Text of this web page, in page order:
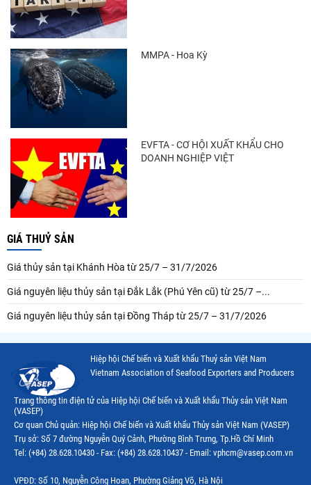
MMPA - Hoa Kỳ
EVFTA - CƠ HỘI XUẤT KHẨU CHO
DOANH NGHIỆP VIỆT
GIÁ THUỶ SẢN
Giá thủy sản tại Khánh Hòa từ 25/7 – 31/7/2026
Giá nguyên liệu thủy sản tại Đắk Lắk (Phú Yên cũ) từ 25/7 –...
Giá nguyên liệu thủy sản tại Đồng Tháp từ 25/7 – 31/7/2026
Hiệp hội Chế biến và Xuất khẩu Thuỷ sản Việt Nam
Vietnam Association of Seafood Exporters and Producers
Trang thông tin điện tử của Hiệp hội Chế biến và Xuất khẩu Thủy sản Việt Nam
(VASEP)
Cơ quan Chủ quản: Hiệp hội Chế biến và Xuất khẩu Thủy sản Việt Nam (VASEP)
Trụ sở: Số 7 đường Nguyễn Quý Cảnh, Phường Bình Trưng, Tp.Hồ Chí Minh
Tel: (+84) 28.628.10430 - Fax: (+84) 28.628.10437 - Email: vphcm@vasep.com.vn
VPĐD: Số 10, Nguyễn Công Hoan, Phường Giảng Võ, Hà Nội